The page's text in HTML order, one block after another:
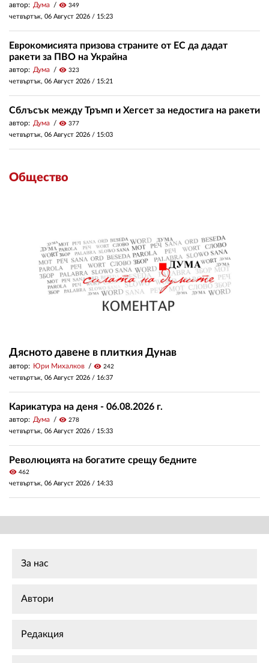
автор: Дума visibility 349
четвъртък, 06 Август 2026 / 15:23
Еврокомисията призова страните от ЕС да дадат
ракети за ПВО на Украйна
автор: Дума visibility 323
четвъртък, 06 Август 2026 / 15:21
Сблъсък между Тръмп и Хегсет за недостига на ракети
автор: Дума visibility 377
четвъртък, 06 Август 2026 / 15:03
Общество
Дясното давене в плиткия Дунав
автор: Юри Михалков visibility 242
четвъртък, 06 Август 2026 / 16:37
Карикатура на деня - 06.08.2026 г.
автор: Дума visibility 278
четвъртък, 06 Август 2026 / 15:33
Революцията на богатите срещу бедните
visibility 462
четвъртък, 06 Август 2026 / 14:33
За нас
Автори
Редакция